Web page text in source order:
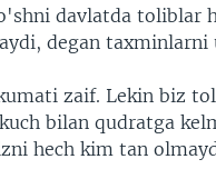
davlatda toliblar
degan taxminlarni
zaif. Lekin biz
bilan qudratga
hech kim tan